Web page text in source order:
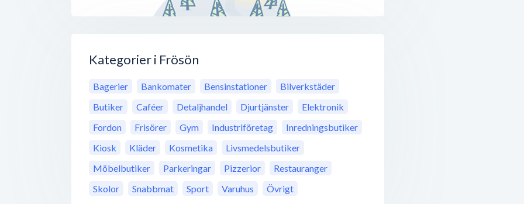
Kategorier i Frösön
Bagerier Bankomater Bensinstationer
Bilverkstäder
Butiker
Caféer Detaljhandel Djurtjänster
Elektronik
Fordon
Frisörer Gym Industriföretag
Inredningsbutiker
Kiosk
Kläder Kosmetika
Livsmedelsbutiker
Möbelbutiker
Parkeringar Pizzerior
Restauranger
Skolor
Snabbmat Sport Varuhus Övrigt